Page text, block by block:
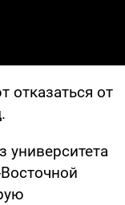
отказаться от
университета